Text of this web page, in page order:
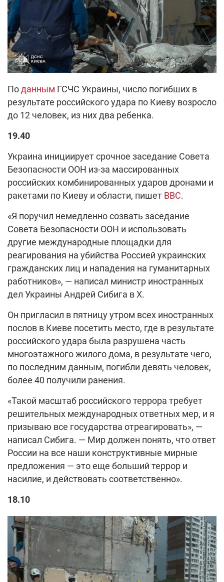
Поданным ГСЧС Украины, число погибших в
результате российского удара по Киеву возросло
до 12 человек, из них два ребенка.
19.40
Украина инициирует срочное заседание Совета
Безопасности ООН из-за массированных
российских комбинированных ударов дронами и
ракетами по Киеву и области, пишет ВВС.
«Я поручил немедленно созвать заседание
Совета Безопасности ООН и использовать
другие международные площадки для
реагирования на убийства Россией украинских
гражданских лиц и нападения на гуманитарных
работников», — написал министр иностранных
дел Украины Андрей Сибига в Х.
Он пригласил в пятницу утром всех иностранных
послов в Киеве посетить место, где в результате
российского удара была разрушена часть
многоэтажного жилого дома, в результате чего,
по последним данным, погибли девять человек,
более 40 получили ранения.
«Такой масштаб российского террора требует
решительных международных ответных мер, и я
призываю все государства отреагировать», —
написал Сибига. — Мир должен понять, что ответ
России на все наши конструктивные мирные
предложения — это еще больший террор и
насилие, и действовать соответственно».
18.10